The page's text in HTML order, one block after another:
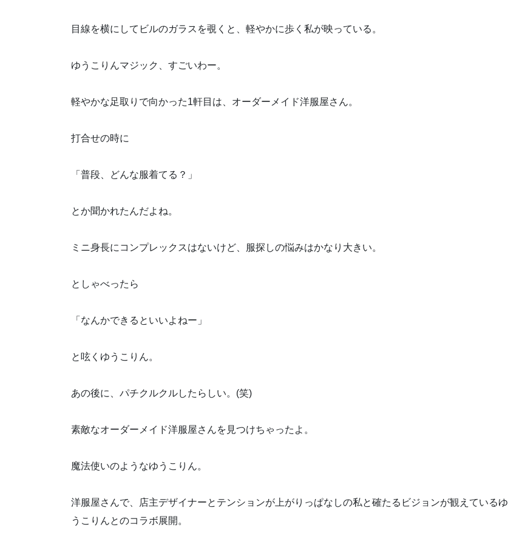
目線を横にしてビルのガラスを覗くと、軽やかに歩く私が映っている。
ゆうこりんマジック、すごいわー。
軽やかな足取りで向かった1軒目は、オーダーメイド洋服屋さん。
打合せの時に
「普段、どんな服着てる？」
とか聞かれたんだよね。
ミニ身長にコンプレックスはないけど、服探しの悩みはかなり大きい。
としゃべったら
「なんかできるといいよねー」
と呟くゆうこりん。
あの後に、パチクルクルしたらしい。(笑)
素敵なオーダーメイド洋服屋さんを見つけちゃったよ。
魔法使いのようなゆうこりん。
洋服屋さんで、店主デザイナーとテンションが上がりっぱなしの私と確たるビジョンが観えているゆ
うこりんとのコラボ展開。